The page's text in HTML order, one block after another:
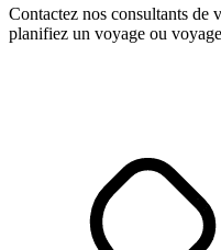
Contactez nos consultants de
planifiez un voyage ou